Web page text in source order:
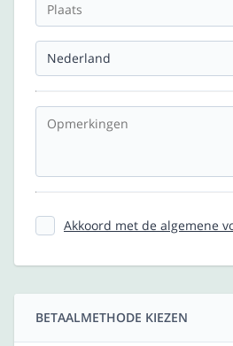
Akkoord met de algemene
BETAALMETHODE KIEZEN